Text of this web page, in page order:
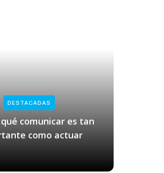
DESTACADAS
qué comunicar es tan
como actuar